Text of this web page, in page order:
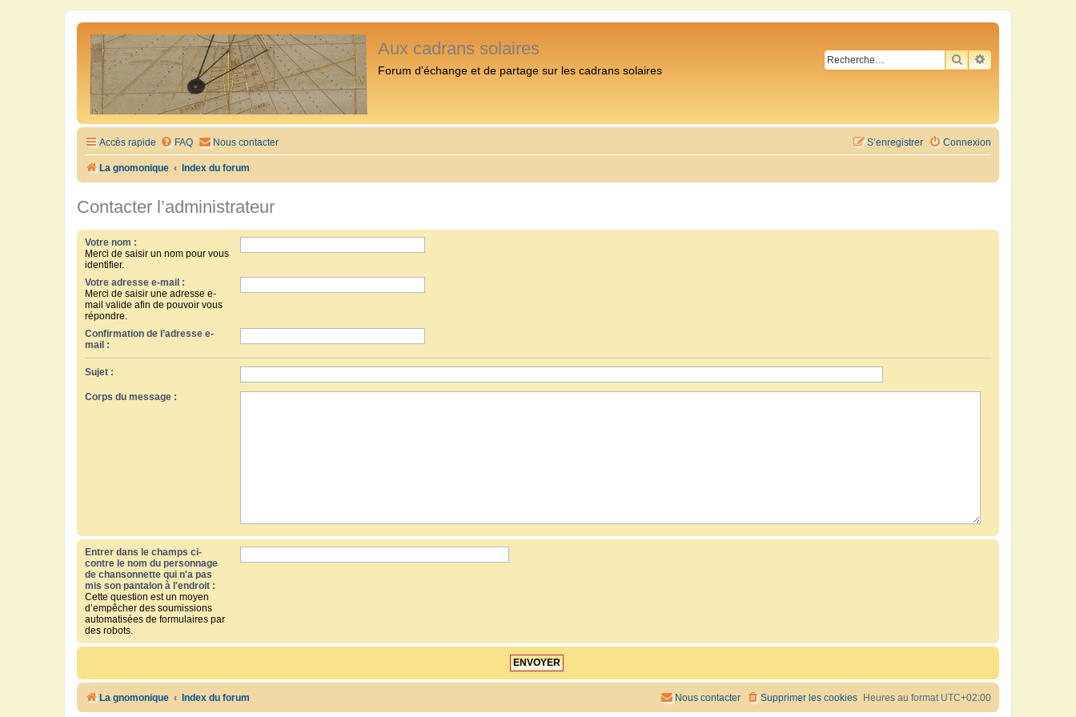
Aux cadrans solaires
Forum d'échange et de partage sur les cadrans solaires
RECHERCHER
RECHERCHE
Accès rapide FAQ Nous contacter Connexion
S’enregistrer
La gnomonique Index du forum
Contacter l’administrateur
Votre nom :
Merci de saisir un nom pour vous
identifier.
Votre adresse e-mail :
Merci de saisir une adresse e-
mail valide afin de pouvoir vous
répondre.
Confirmation de l’adresse e-
mail :
Sujet :
Corps du message :
Entrer dans le champs ci-
contre le nom du personnage
de chansonnette qui n'a pas
mis son pantalon à l'endroit :
Cette question est un moyen
d’empêcher des soumissions
automatisées de formulaires par
des robots.
La gnomonique Index du forum Heures au format UTC+02:00
Supprimer les cookies
Nous contacter